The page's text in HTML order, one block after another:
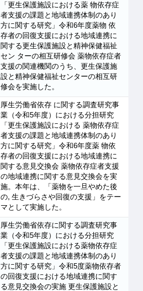
「更生保護施設における薬 物依存症
者支援の課題と地域連携体制のあり
方に関する研究」令和6年度薬物 依
存者の回復支援における地域連携に
関する更生保護施設と精神保健福祉
セン ターの相互研修会 薬物依存症者
支援の関連機関のうち、更生保護施
設と精神保健福祉センターの相互研
修会を実施した。
厚生労働省依存 に関する調査研究事
業（令和5年度）における分担研究
「更生保護施設における 薬物依存症
者支援の課題と地域連携体制のあり
方に関する研究」令和6年度薬 物依
存者の回復支援における地域連携に
関する意見交換会 薬物依存症者支援
の地域連携に関する意見交換会を実
施。本年は、「薬物を一旦やめた後
の, 生きづらさや回復の支援」をテー
マとして実施した。
厚生労働省依存に関する調査研究事
業（令和5年度）における分担研究
「更生保護施設における薬物依存症
者支援の課題と地域連携体制のあり
方に関する研究」令和5度薬物依存者
の回復支援における地域連携に関す
る意見交換会の実施 更生保護施設と